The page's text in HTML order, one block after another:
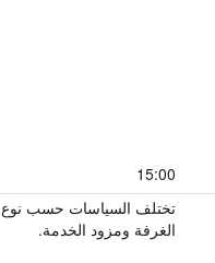
15:00
تختلف السياسات حسب نوع
الغرفة ومزود الخدمة.